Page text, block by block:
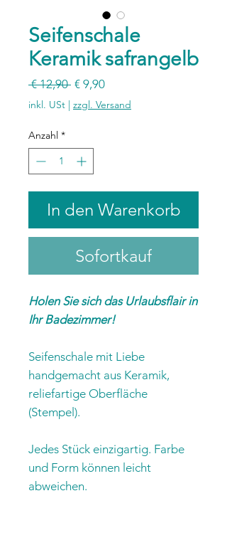
Seifenschale
Keramik safrangelb
€ 12,90 Standardpreis
€ 9,90Sale-
Preis
inkl. USt | zzgl. Versand
Anzahl *
In den Warenkorb
Sofortkauf
Holen Sie sich das Urlaubsflair in
Ihr Badezimmer!
Seifenschale mit Liebe
handgemacht aus Keramik,
reliefartige Oberfläche
(Stempel).
Jedes Stück einzigartig. Farbe
und Form können leicht
abweichen.